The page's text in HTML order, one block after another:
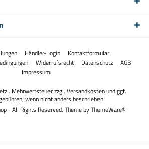
Händler-Login
Kontaktformular
Widerrufsrecht Datenschutz
AGB
Impressum
Mehrwertsteuer zzgl. Versandkostenund ggf.
wenn nicht anders beschrieben
- All Rights Reserved. Theme byThemeWare®